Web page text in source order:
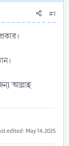
#1
আল্লাহ
edited: May 14, 2025